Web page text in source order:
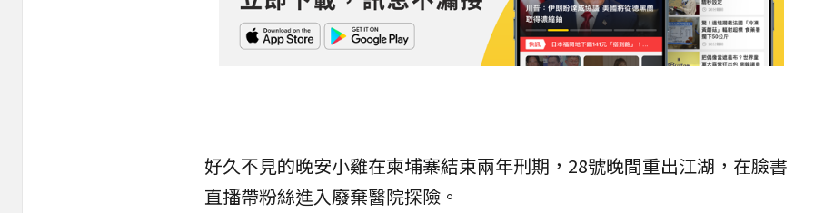
好久不見的晚安小雞在柬埔寨結束兩年刑期，28號晚間重出江湖，在臉書
直播帶粉絲進入廢棄醫院探險。